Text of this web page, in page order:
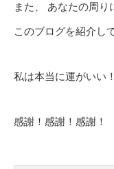
また、 あなたの周り
このブログを紹介し
私は本当に運がいい！
感謝！感謝！感謝！